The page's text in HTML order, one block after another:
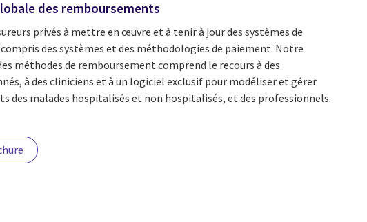
des remboursements
privés à mettre en œuvre et à tenir à jour des systèmes de
des systèmes et des méthodologies de paiement. Notre
méthodes de remboursement comprend le recours à des
à des cliniciens et à un logiciel exclusif pour modéliser et gérer
des malades hospitalisés et non hospitalisés, et des professionnels.